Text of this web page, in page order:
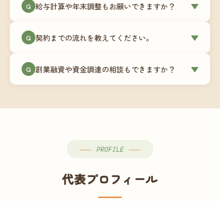
での変更も対応可能です。
供しています。これから会計ソフトを導入される
します。freee・弥生会計等をご利用中の場合は、
Q 給与計算や年末調整もお願いできますか？ ▼
怠集計あり／5名まで）は月額15,000円〜、年末調
す。人数が増える場合は別途お見積りします。
Q 契約までの流れを教えてください。 ▼
（30〜60分）でご事業内容・ご要望のヒアリング
→ ③お見積り・ご契約 → ④MFクラウドの初期設
談から契約まで費用は発生しませんので、お気軽
Q 創業融資や資金調達の相談もできますか？ ▼
PROFILE
代表プロフィール